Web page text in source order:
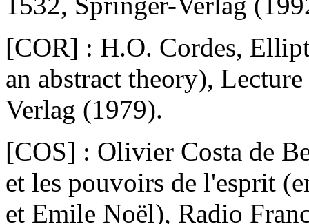
[COR] : H.O. Cordes,
an abstract theory),
Verlag (1979).
[COS] : Olivier Costa de
et les pouvoirs de l'esprit
et Emile Noël), Radio